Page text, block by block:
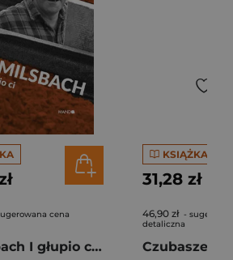
cena
Himilsbach I głupio ci teraz?
KSIĄŻKA
31,28 zł
46,90 zł -
detaliczna